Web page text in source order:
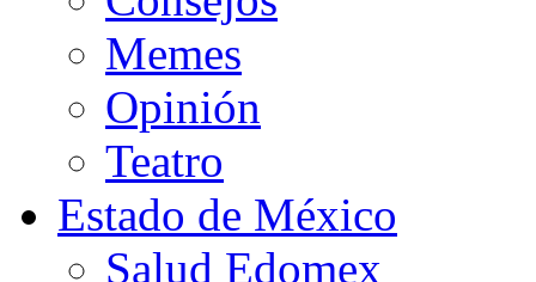
Memes
Opinión
Teatro
Estado de México
Salud Edomex